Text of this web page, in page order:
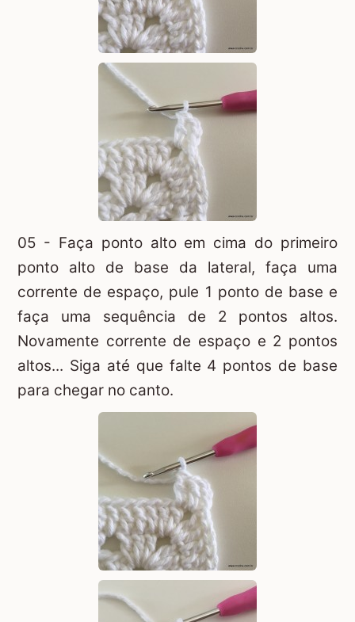
05 - Faça ponto alto em cima do primeiro
ponto alto de base da lateral, faça uma
corrente de espaço, pule 1 ponto de base e
faça uma sequência de 2 pontos altos.
Novamente corrente de espaço e 2 pontos
altos... Siga até que falte 4 pontos de base
para chegar no canto.